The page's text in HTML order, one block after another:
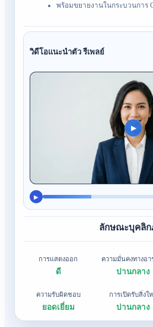
พร้อมขยายงานในกระบวนการ
วิดีโอแนะนำตัว รีเพลย์
▶
▶
ลักษณะบุคลิก
การแสดงออก
ดี
ความมั่นคงทางอ
ปานกลาง
ความรับผิดชอบ
ยอดเยี่ยม
การเปิดรับสิ่งใ
ปานกลาง